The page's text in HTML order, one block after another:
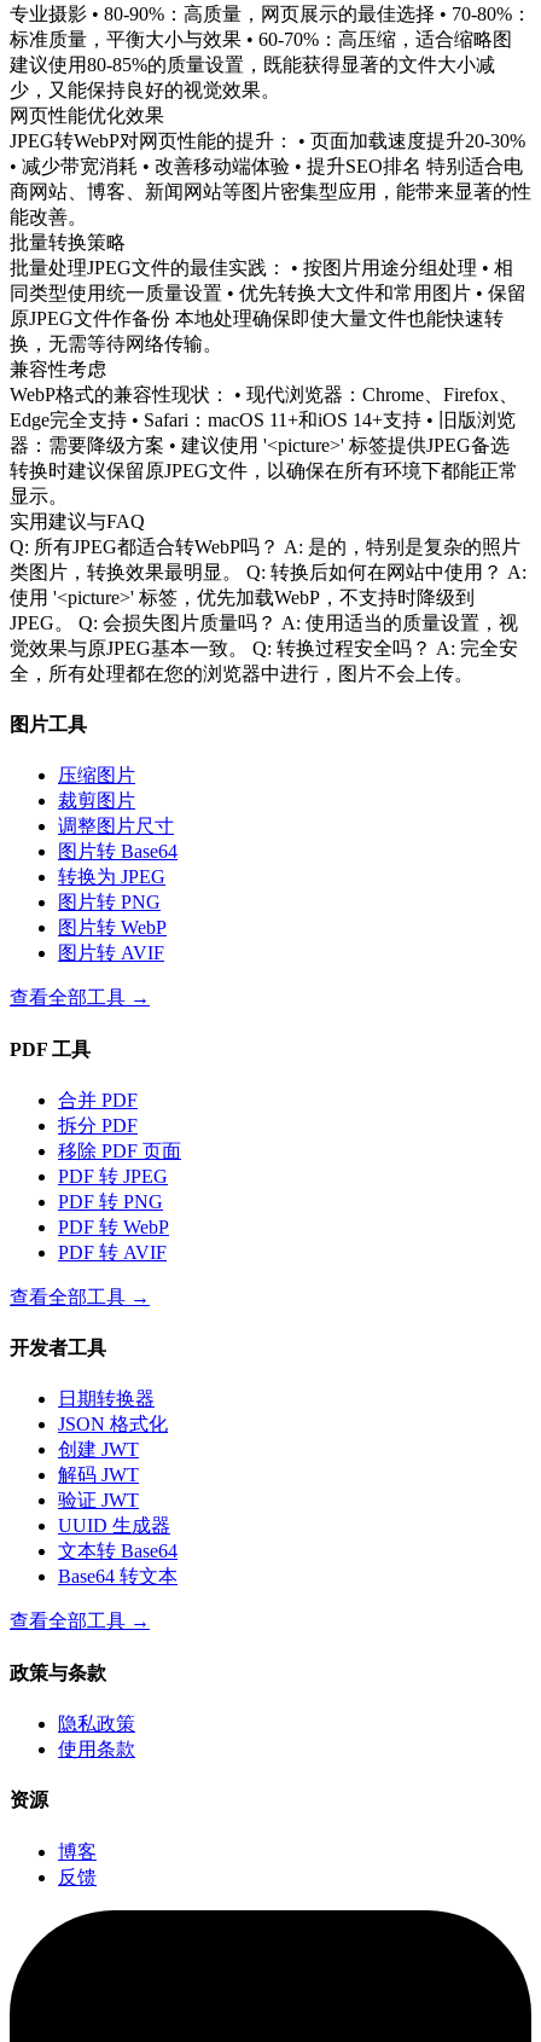
专业摄影 • 80-90%：高质量，网页展示的最佳选择 • 70-80%：
标准质量，平衡大小与效果 • 60-70%：高压缩，适合缩略图
建议使用80-85%的质量设置，既能获得显著的文件大小减
少，又能保持良好的视觉效果。
网页性能优化效果
JPEG转WebP对网页性能的提升： • 页面加载速度提升20-30%
• 减少带宽消耗 • 改善移动端体验 • 提升SEO排名 特别适合电
商网站、博客、新闻网站等图片密集型应用，能带来显著的性
能改善。
批量转换策略
批量处理JPEG文件的最佳实践： • 按图片用途分组处理 • 相
同类型使用统一质量设置 • 优先转换大文件和常用图片 • 保留
原JPEG文件作备份 本地处理确保即使大量文件也能快速转
换，无需等待网络传输。
兼容性考虑
WebP格式的兼容性现状： • 现代浏览器：Chrome、Firefox、
Edge完全支持 • Safari：macOS 11+和iOS 14+支持 • 旧版浏览
器：需要降级方案 • 建议使用 '<picture>' 标签提供JPEG备选
转换时建议保留原JPEG文件，以确保在所有环境下都能正常
显示。
实用建议与FAQ
Q: 所有JPEG都适合转WebP吗？ A: 是的，特别是复杂的照片
类图片，转换效果最明显。 Q: 转换后如何在网站中使用？ A:
使用 '<picture>' 标签，优先加载WebP，不支持时降级到
JPEG。 Q: 会损失图片质量吗？ A: 使用适当的质量设置，视
觉效果与原JPEG基本一致。 Q: 转换过程安全吗？ A: 完全安
全，所有处理都在您的浏览器中进行，图片不会上传。
图片工具
压缩图片
裁剪图片
调整图片尺寸
图片转 Base64
转换为 JPEG
图片转 PNG
图片转 WebP
图片转 AVIF
查看全部工具 →
PDF 工具
合并 PDF
拆分 PDF
移除 PDF 页面
PDF 转 JPEG
PDF 转 PNG
PDF 转 WebP
PDF 转 AVIF
查看全部工具 →
开发者工具
日期转换器
JSON 格式化
创建 JWT
解码 JWT
验证 JWT
UUID 生成器
文本转 Base64
Base64 转文本
查看全部工具 →
政策与条款
隐私政策
使用条款
资源
博客
反馈